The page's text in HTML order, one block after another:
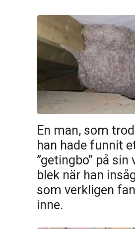
En man, som
han hade funnit
”getingbo” på sin
blek när han
som verkligen
inne.